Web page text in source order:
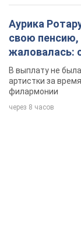
Аурика
свою пенсию,
жаловалась:
певица
В выплату не
артистки за
филармонии
через 8 часов